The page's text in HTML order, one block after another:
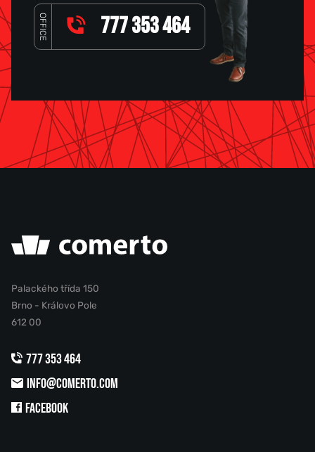
OFFICE 777 353 464
Palackého třída 150
Brno - Královo Pole
612 00
777 353 464
INFO@COMERTO.COM
FACEBOOK